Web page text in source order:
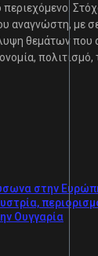
αναγνώστη, με
θεμάτων που
πολιτισμό,
στην
Ουγγαρία